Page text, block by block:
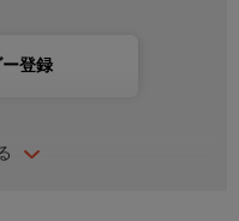
登録